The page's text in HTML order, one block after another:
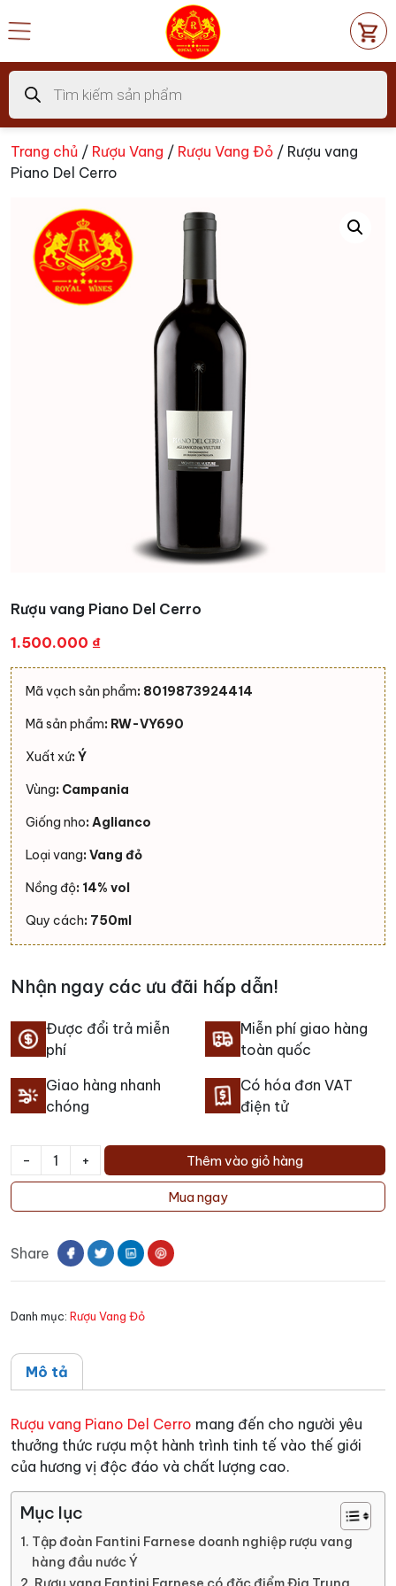
đến
dung
Tìm
kiếm
sản
phẩm
Trang chủ / Rượu Vang / Rượu Vang Đỏ / Rượu vang
Piano Del Cerro
Rượu vang Piano Del Cerro
1.500.000 ₫
Mã vạch sản phẩm: 8019873924414
Mã sản phẩm: RW-VY690
Xuất xứ: Ý
Vùng: Campania
Giống nho: Aglianco
Loại vang: Vang đỏ
Nồng độ: 14% vol
Quy cách: 750ml
Nhận ngay các ưu đãi hấp dẫn!
Được đổi trả miễn
phí
Miễn phí giao hàng
toàn quốc
Giao hàng nhanh
chóng
Có hóa đơn VAT
điện tử
-
Rượu
Piano
Cerro
+ Thêm vào giỏ hàng
Mua ngay
Share
Danh mục: Rượu Vang Đỏ
Mô tả
Rượu vang Piano Del Cerro mang đến cho người yêu
thưởng thức rượu một hành trình tinh tế vào thế giới
của hương vị độc đáo và chất lượng cao.
Mục lục
Tập đoàn Fantini Farnese doanh nghiệp rượu vang
hàng đầu nước Ý